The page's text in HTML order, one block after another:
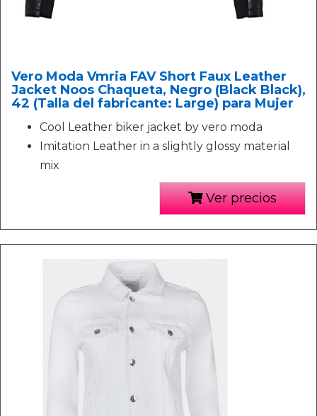
Vero Moda Vmria FAV Short Faux Leather
Jacket Noos Chaqueta, Negro (Black Black),
42 (Talla del fabricante: Large) para Mujer
Cool Leather biker jacket by vero moda
Imitation Leather in a slightly glossy material
mix
Ver precios